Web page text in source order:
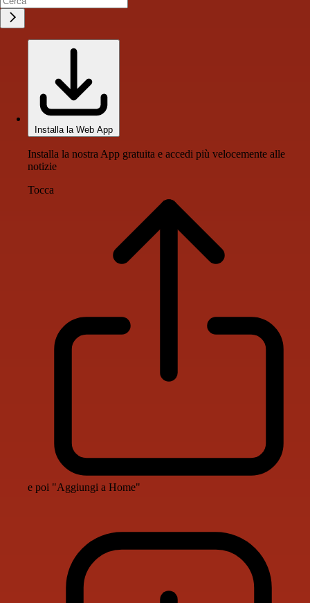
Installa la Web App
Installa la nostra App gratuita e accedi più velocemente alle
notizie
Tocca
e poi "Aggiungi a Home"